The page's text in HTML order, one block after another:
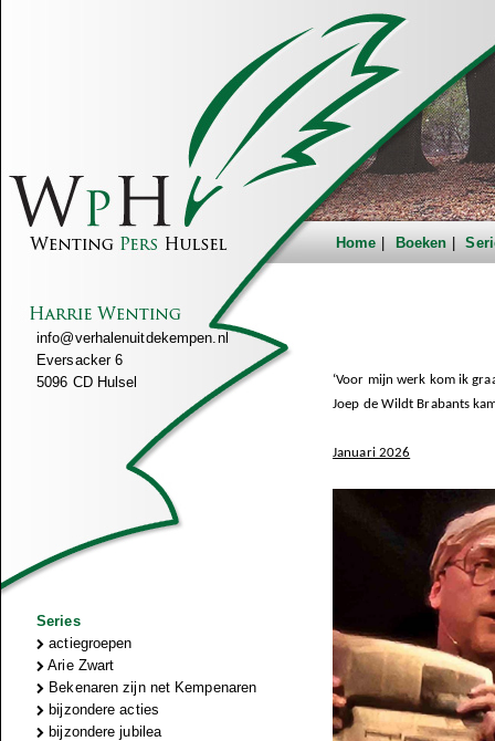
Home Boeken
info@verhalenuitdekempen.nl
Eversacker 6
5096 CD Hulsel
Series
actiegroepen
Arie Zwart
Bekenaren zijn net Kempenaren
bijzondere acties
bijzondere jubilea
‘Voor mijn werk kom ik
Joep de Wildt Brabants
Januari 2026